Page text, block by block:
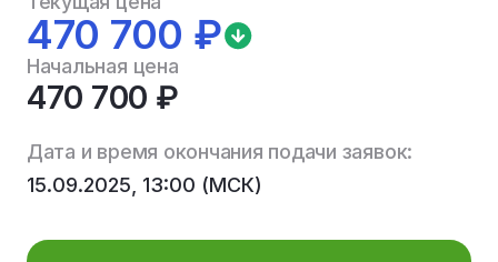
470 700 ₽
Начальная цена
470 700 ₽
Дата и время окончания подачи заявок:
15.09.2025, 13:00 (МСК)